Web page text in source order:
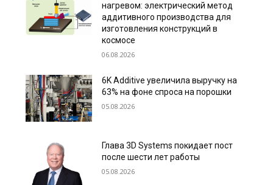
нагревом: электрический метод
аддитивного производства для
изготовления конструкций в
космосе
06.08.2026
6K Additive увеличила выручку на
63% на фоне спроса на порошки
05.08.2026
Глава 3D Systems покидает пост
после шести лет работы
05.08.2026